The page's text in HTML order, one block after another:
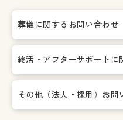
葬儀に関するお問い合わせ
終活・アフターサポートに
その他（法人・採用）お問